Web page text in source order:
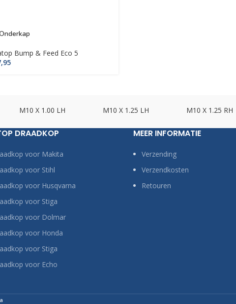
Bump & Feed Eco 5
M10 X 1.00 LH M10 X 1.25 LH M10 X 1.25 RH
DRAADKOP
voor Makita
voor Stihl
voor Husqvarna
voor Stiga
voor Dolmar
voor Honda
voor Stiga
voor Echo
MEER INFORMATIE
Verzending
Verzendkosten
Retouren